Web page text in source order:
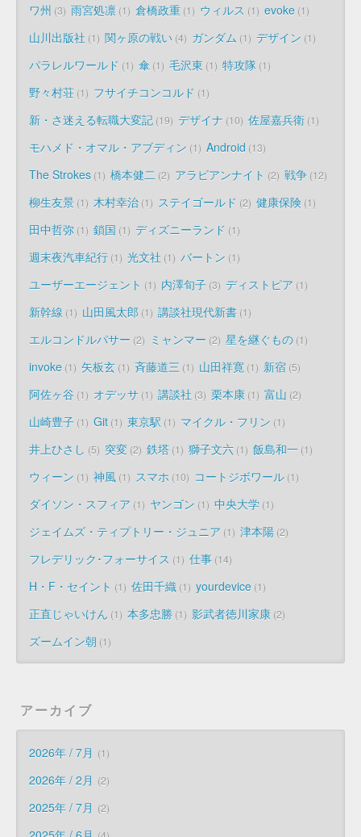
ワ州 3 雨宮処凛 1 倉橋政重 1 ウィルス 1 evoke 1
山川出版社 1 関ヶ原の戦い 4 ガンダム 1 デザイン 1
パラレルワールド 1 傘 1 毛沢東 1 特攻隊 1
野々村荘 1 フサイチコンコルド 1
新・さ迷える転職大変記 19 デザイナ 10 佐屋嘉兵衛 1
モハメド・オマル・アブディン 1 Android 13
The Strokes 1 橋本健二 2 アラビアンナイト 2 戦争 12
柳生友景 1 木村幸治 1 ステイゴールド 2 健康保険 1
田中哲弥 1 鎖国 1 ディズニーランド 1
週末夜汽車紀行 1 光文社 1 バートン 1
ユーザーエージェント 1 内澤旬子 3 ディストピア 1
新幹線 1 山田風太郎 1 講談社現代新書 1
エルコンドルパサー 2 ミャンマー 2 星を継ぐもの 1
invoke 1 矢板玄 1 斉藤道三 1 山田祥寛 1 新宿 5
阿佐ヶ谷 1 オデッサ 1 講談社 3 栗本康 1 富山 2
山崎豊子 1 Git 1 東京駅 1 マイクル・フリン 1
井上ひさし 5 突変 2 鉄塔 1 獅子文六 1 飯島和一 1
ウィーン 1 神風 1 スマホ 10 コートジボワール 1
ダイソン・スフィア 1 ヤンゴン 1 中央大学 1
ジェイムズ・ティプトリー・ジュニア 1 津本陽 2
フレデリック･フォーサイス 1 仕事 14
H・F・セイント 1 佐田千織 1 yourdevice 1
正直じゃいけん 1 本多忠勝 1 影武者徳川家康 2
ズームイン朝 1
アーカイブ
2026年 / 7月 1
2026年 / 2月 2
2025年 / 7月 2